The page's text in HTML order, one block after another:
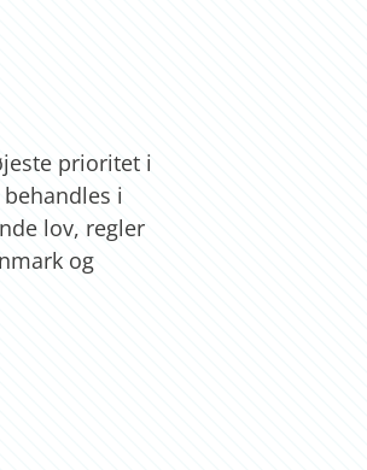
prioritet i
i
lov, regler
og